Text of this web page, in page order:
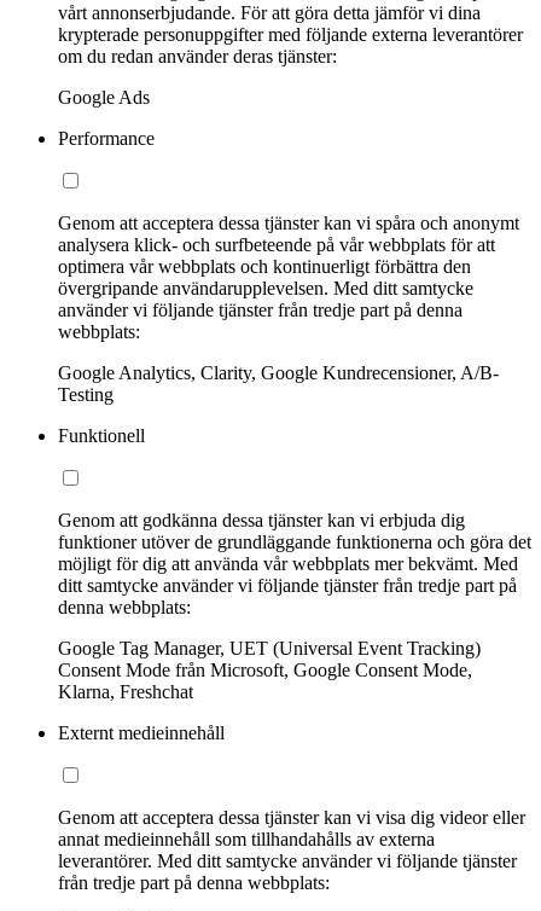
vårt annonserbjudande. För att göra detta jämför vi dina
krypterade personuppgifter med följande externa leverantörer
om du redan använder deras tjänster:
Google Ads
Performance
Genom att acceptera dessa tjänster kan vi spåra och anonymt
analysera klick- och surfbeteende på vår webbplats för att
optimera vår webbplats och kontinuerligt förbättra den
övergripande användarupplevelsen. Med ditt samtycke
använder vi följande tjänster från tredje part på denna
webbplats:
Google Analytics, Clarity, Google Kundrecensioner, A/B-
Testing
Funktionell
Genom att godkänna dessa tjänster kan vi erbjuda dig
funktioner utöver de grundläggande funktionerna och göra det
möjligt för dig att använda vår webbplats mer bekvämt. Med
ditt samtycke använder vi följande tjänster från tredje part på
denna webbplats:
Google Tag Manager, UET (Universal Event Tracking)
Consent Mode från Microsoft, Google Consent Mode,
Klarna, Freshchat
Externt medieinnehåll
Genom att acceptera dessa tjänster kan vi visa dig videor eller
annat medieinnehåll som tillhandahålls av externa
leverantörer. Med ditt samtycke använder vi följande tjänster
från tredje part på denna webbplats: